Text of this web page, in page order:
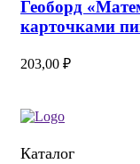
Геоборд
карточками
203,00 ₽
Каталог